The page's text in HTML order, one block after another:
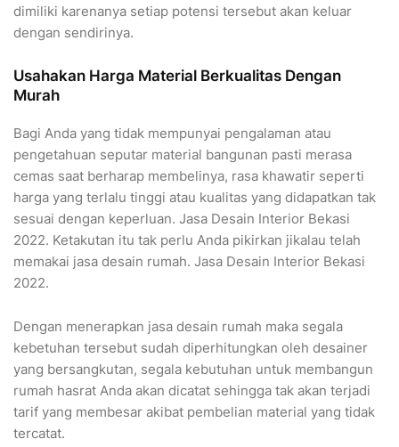
dimiliki karenanya setiap potensi tersebut akan keluar
dengan sendirinya.
Usahakan Harga Material Berkualitas Dengan
Murah
Bagi Anda yang tidak mempunyai pengalaman atau
pengetahuan seputar material bangunan pasti merasa
cemas saat berharap membelinya, rasa khawatir seperti
harga yang terlalu tinggi atau kualitas yang didapatkan tak
sesuai dengan keperluan. Jasa Desain Interior Bekasi
2022. Ketakutan itu tak perlu Anda pikirkan jikalau telah
memakai jasa desain rumah. Jasa Desain Interior Bekasi
2022.
Dengan menerapkan jasa desain rumah maka segala
kebetuhan tersebut sudah diperhitungkan oleh desainer
yang bersangkutan, segala kebutuhan untuk membangun
rumah hasrat Anda akan dicatat sehingga tak akan terjadi
tarif yang membesar akibat pembelian material yang tidak
tercatat.